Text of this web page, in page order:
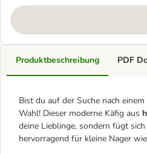
Produktbeschreibung
Bist du auf der Suche nach
Wahl! Dieser moderne Käfig aus
deine Lieblinge, sondern fügt
hervorragend für kleine Nager
PDF